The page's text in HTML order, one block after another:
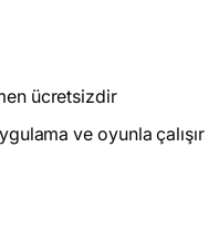
ücretsizdir
ve oyunla çalışır